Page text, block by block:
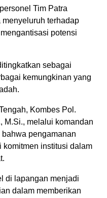
Tim Patra
terhadap
potensi
sebagai
kemungkinan yang
Kombes Pol.
M.Si., melalui komandan
pengamanan
komitmen institusi dalam
di lapangan menjadi
dalam memberikan